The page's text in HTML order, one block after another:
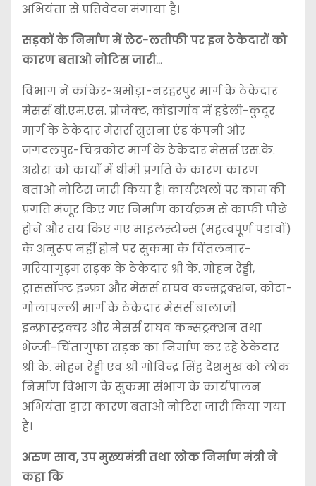
अभियंता से प्रतिवेदन मंगाया है।
सड़कों के निर्माण में लेट-लतीफी पर इन ठेकेदारों को
कारण बताओ नोटिस जारी…
विभाग ने कांकेर-अमोड़ा-नरहरपुर मार्ग के ठेकेदार
मेसर्स बी.एम.एस. प्रोजेक्ट, कोंडागांव में हडेली-कुदूर
मार्ग के ठेकेदार मेसर्स सुराना एंड कंपनी और
जगदलपुर-चित्रकोट मार्ग के ठेकेदार मेसर्स एस.के.
अरोरा को कार्यों में धीमी प्रगति के कारण कारण
बताओ नोटिस जारी किया है। कार्यस्थलों पर काम की
प्रगति मंजूर किए गए निर्माण कार्यक्रम से काफी पीछे
होने और तय किए गए माइलस्टोन्स (महत्वपूर्ण पड़ावों)
के अनुरूप नहीं होने पर सुकमा के चिंतलनार-
मरियागुड़म सड़क के ठेकेदार श्री के. मोहन रेड्डी,
ट्रांससॉफ्ट इन्फ्रा और मेसर्स राघव कन्सट्रक्शन, कोंटा-
गोलापल्ली मार्ग के ठेकेदार मेसर्स बालाजी
इन्फ्रास्ट्रक्चर और मेसर्स राघव कन्सट्रक्शन तथा
भेज्जी-चिंतागुफा सड़क का निर्माण कर रहे ठेकेदार
श्री के. मोहन रेड्डी एवं श्री गोविन्द्र सिंह देशमुख को लोक
निर्माण विभाग के सुकमा संभाग के कार्यपालन
अभियंता द्वारा कारण बताओ नोटिस जारी किया गया
है।
अरुण साव, उप मुख्यमंत्री तथा लोक निर्माण मंत्री ने
कहा कि